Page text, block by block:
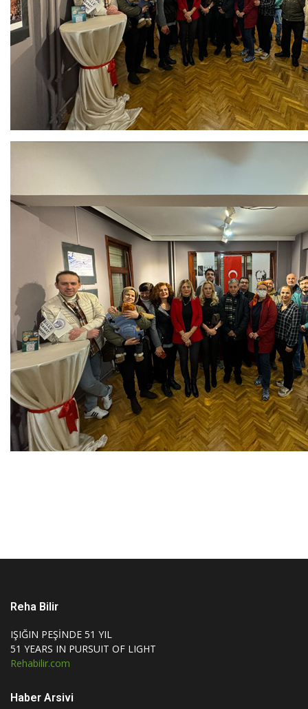
Reha Bilir
IŞIĞIN PEŞİNDE 51 YIL
51 YEARS IN PURSUIT OF LIGHT
Rehabilir.com
Haber Arsivi